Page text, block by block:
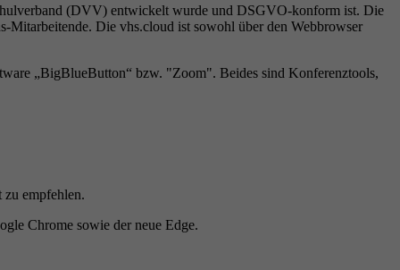
(DVV) entwickelt wurde und DSGVO-konform ist. Die
Mitarbeitende. Die vhs.cloud ist sowohl über den Webbrowser
„BigBlueButton“ bzw. "Zoom". Beides sind Konferenztools,
zu empfehlen.
Chrome sowie der neue Edge.